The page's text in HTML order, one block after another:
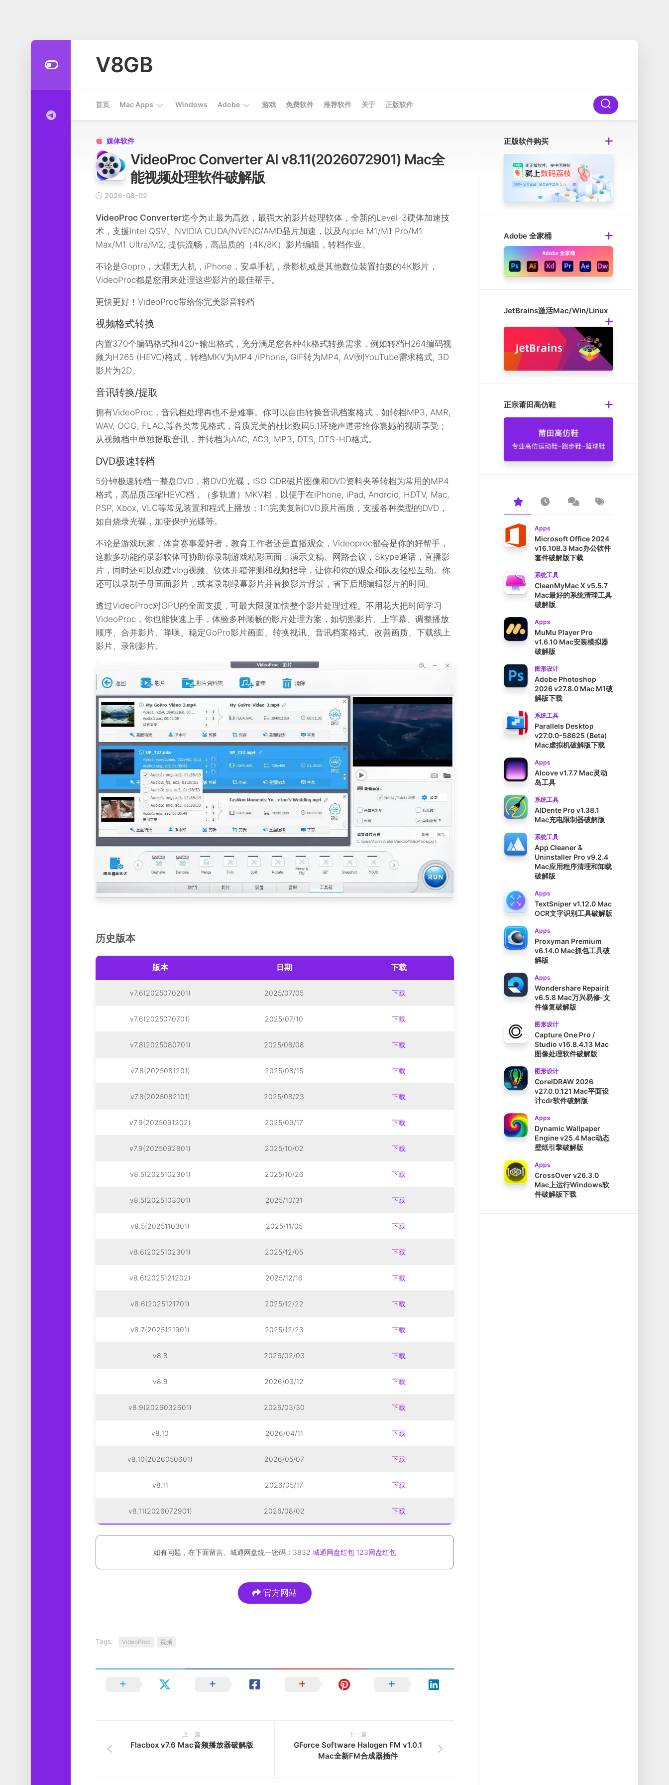
V8GB
首页 Mac Apps
Apps
开
工
统
工
形
设
体
软
件
娱
乐
Windows Adobe
Adobe
游戏 免费软件 推荐软件 关于 正版软件
 媒体软件
VideoProc Converter AI v8.11(2026072901) Mac全
能视频处理软件破解版
2026-08-02
VideoProc Converter迄今为止最为高效，最强大的影片处理软体，全新的Level-3硬体加速技
术，支援Intel QSV、NVIDIA CUDA/NVENC/AMD晶片加速，以及Apple M1/M1 Pro/M1
Max/M1 Ultra/M2, 提供流畅，高品质的（4K/8K）影片编辑，转档作业。
不论是Gopro，大疆无人机，iPhone，安卓手机，录影机或是其他数位装置拍摄的4K影片，
VideoProc都是您用来处理这些影片的最佳帮手。
更快更好！VideoProc带给你完美影音转档
视频格式转换
内置370个编码格式和420+输出格式，充分满足您各种4k格式转换需求，例如转档H264编码视
频为H265 (HEVC)格式，转档MKV为MP4 /iPhone, GIF转为MP4, AVI到YouTube需求格式, 3D
影片为2D。
音讯转换/提取
拥有VideoProc，音讯档处理再也不是难事。你可以自由转换音讯档案格式，如转档MP3, AMR,
WAV, OGG, FLAC,等各类常见格式，音质完美的杜比数码5.1环绕声道带给你震撼的视听享受；
从视频档中单独提取音讯，并转档为AAC, AC3, MP3, DTS, DTS-HD格式。
DVD极速转档
5分钟极速转档一整盘DVD，将DVD光碟，ISO CDR磁片图像和DVD资料夹等转档为常用的MP4
格式，高品质压缩HEVC档，（多轨道）MKV档，以便于在iPhone, iPad, Android, HDTV, Mac,
PSP, Xbox, VLC等常见装置和程式上播放；1:1完美复制DVD原片画质，支援各种类型的DVD，
如自烧录光碟，加密保护光碟等。
不论是游戏玩家，体育赛事爱好者，教育工作者还是直播观众，Videoproc都会是你的好帮手，
这款多功能的录影软体可协助你录制游戏精彩画面，演示文稿、网路会议，Skype通话，直播影
片，同时还可以创建vlog视频、软体开箱评测和视频指导，让你和你的观众和队友轻松互动。你
还可以录制子母画面影片，或者录制绿幕影片并替换影片背景，省下后期编辑影片的时间。
透过VideoProc对GPU的全面支援，可最大限度加快整个影片处理过程。不用花大把时间学习
VideoProc，你也能快速上手，体验多种顺畅的影片处理方案，如切割影片、上字幕、调整播放
顺序、合并影片、降噪、稳定GoPro影片画面、转换视讯、音讯档案格式、改善画质、下载线上
影片、录制影片。
历史版本
版本 日期 下载
v7.6(2025070201) 2025/07/05 下载
v7.6(2025070701) 2025/07/10 下载
v7.8(2025080701) 2025/08/08 下载
v7.8(2025081201) 2025/08/15 下载
v7.8(2025082101) 2025/08/23 下载
v7.9(2025091202) 2025/09/17 下载
v7.9(2025092801) 2025/10/02 下载
v8.5(2025102301) 2025/10/26 下载
v8.5(2025103001) 2025/10/31 下载
v8.5(2025110301) 2025/11/05 下载
v8.6(2025102301) 2025/12/05 下载
v8.6(2025121202) 2025/12/16 下载
v8.6(2025121701) 2025/12/22 下载
v8.7(2025121901) 2025/12/23 下载
v8.8 2026/02/03 下载
v8.9 2026/03/12 下载
v8.9(2026032601) 2026/03/30 下载
v8.10 2026/04/11 下载
v8.10(2026050601) 2026/05/07 下载
v8.11 2026/05/17 下载
v8.11(2026072901) 2026/08/02 下载
如有问题，在下面留言。城通网盘统一密码：3832 城通网盘红包 123网盘红包
官方网站
Tags: VideoProc 视频
下一篇
GForce Software Halogen FM v1.0.1
Mac全新FM合成器插件
上一篇
Flacbox v7.6 Mac音频播放器破解版
正版软件购买
Adobe 全家桶
JetBrains激活Mac/Win/Linux
正宗莆田高仿鞋
Apps
Microsoft Office 2024
v16.108.3 Mac办公软件
套件破解版下载
系统工具
CleanMyMac X v5.5.7
Mac最好的系统清理工具
破解版
Apps
MuMu Player Pro
v1.6.10 Mac安装模拟器
破解版
图形设计
Adobe Photoshop
2026 v27.8.0 Mac M1破
解版下载
系统工具
Parallels Desktop
v27.0.0-58625 (Beta)
Mac虚拟机破解版下载
Apps
Alcove v1.7.7 Mac灵动
岛工具
系统工具
AlDente Pro v1.38.1
Mac充电限制器破解版
系统工具
App Cleaner &
Uninstaller Pro v9.2.4
Mac应用程序清理和卸载
破解版
Apps
TextSniper v1.12.0 Mac
OCR文字识别工具破解版
Apps
Proxyman Premium
v6.14.0 Mac抓包工具破
解版
Apps
Wondershare Repairit
v6.5.8 Mac万兴易修-文
件修复破解版
图形设计
Capture One Pro /
Studio v16.8.4.13 Mac
图像处理软件破解版
图形设计
CorelDRAW 2026
v27.0.0.121 Mac平面设
计cdr软件破解版
Apps
Dynamic Wallpaper
Engine v25.4 Mac动态
壁纸引擎破解版
Apps
CrossOver v26.3.0
Mac上运行Windows软
件破解版下载